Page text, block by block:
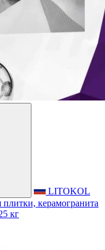
LITOKOL
керамогранита
кг